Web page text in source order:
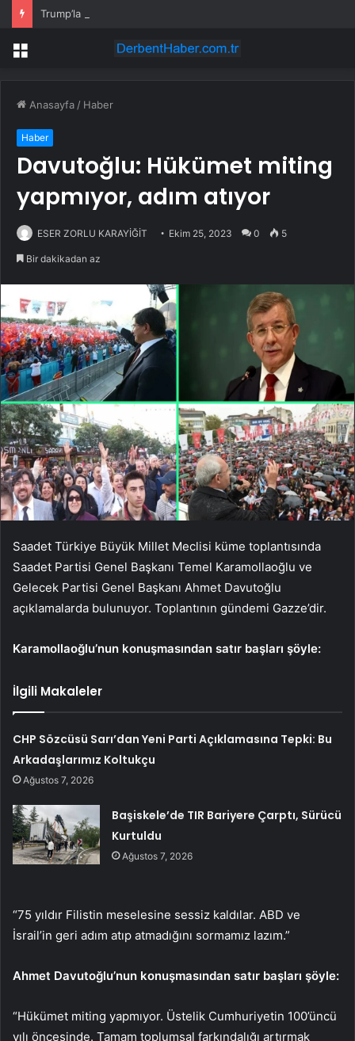
Menü
Anasayfa / Haber
Haber
Davutoğlu: Hükümet miting
yapmıyor, adım atıyor
ESER ZORLU KARAYİĞİT Ekim 25, 2023 0 5
Bir dakikadan az
Saadet Türkiye Büyük Millet Meclisi küme toplantısında
Saadet Partisi Genel Başkanı Temel Karamollaoğlu ve
Gelecek Partisi Genel Başkanı Ahmet Davutoğlu
açıklamalarda bulunuyor. Toplantının gündemi Gazze’dir.
Karamollaoğlu’nun konuşmasından satır başları şöyle:
İlgili Makaleler
CHP Sözcüsü Sarı’dan Yeni Parti Açıklamasına Tepki: Bu
Arkadaşlarımız Koltukçu
Ağustos 7, 2026
Başiskele’de TIR Bariyere Çarptı, Sürücü
Kurtuldu
Ağustos 7, 2026
“75 yıldır Filistin meselesine sessiz kaldılar. ABD ve
İsrail’in geri adım atıp atmadığını sormamız lazım.”
Ahmet Davutoğlu’nun konuşmasından satır başları şöyle:
“Hükümet miting yapmıyor. Üstelik Cumhuriyetin 100’üncü
yılı öncesinde. Tamam toplumsal farkındalığı artırmak